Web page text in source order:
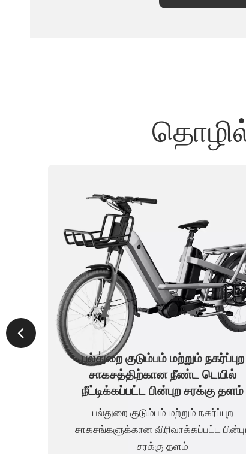
பல்துறை குடும்பம் மற்றும் நகர்ப்புற
சாகசத்திற்கான நீண்ட டெயில்
நீட்டிக்கப்பட்ட பின்புற சரக்கு தளம்
பல்துறை குடும்பம் மற்றும் நகர்ப்புற
சாகசங்களுக்கான விரிவாக்கப்பட்ட
சரக்கு தளம்